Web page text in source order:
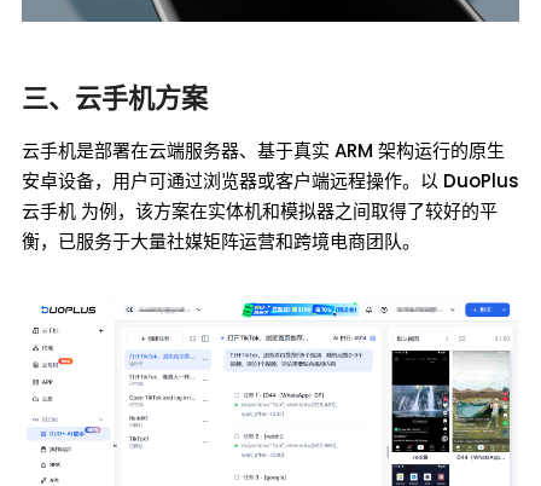
三、云手机方案
云手机是部署在云端服务器、基于真实 ARM 架构运行的原生
安卓设备，用户可通过浏览器或客户端远程操作。以 DuoPlus
云手机 为例，该方案在实体机和模拟器之间取得了较好的平
衡，已服务于大量社媒矩阵运营和跨境电商团队。